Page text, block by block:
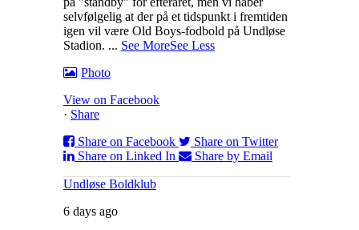
selvfølgelig at der på et tidspunkt i fremtiden
igen vil være Old Boys-fodbold på Undløse
Stadion. ... See MoreSee Less
Photo
View on Facebook
· Share
Share on Facebook
Share on Twitter
Share on Linked In
Share by Email
Undløse Boldklub
6 days ago